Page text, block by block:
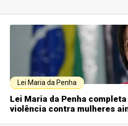
Lei Maria da Penha
Lei Maria da Penha
violência contra mulheres